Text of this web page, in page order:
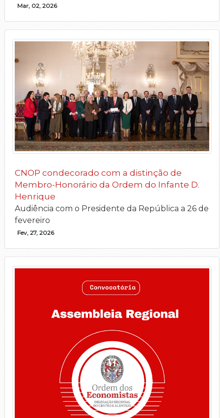
Mar, 02, 2026
CNOP condecorado com a distinção de
Membro-Honorário da Ordem do Infante D.
Henrique
Audiência com o Presidente da República a 26 de
fevereiro
Fev, 27, 2026